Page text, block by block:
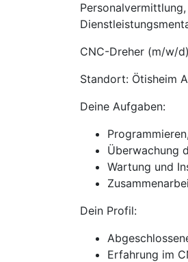
CNC-Dreher (m/w/
Standort: Ötisheim
Deine Aufgaben:
Überwachung
Wartung und
Dein Profil:
Erfahrung im